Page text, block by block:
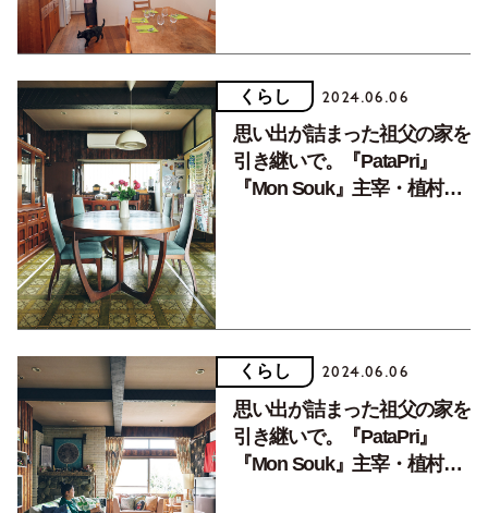
くらし 2024.06.06
思い出が詰まった祖父の家を
引き継いで。『PataPri』
『Mon Souk』主宰・植村雅
くらし 2024.06.06
思い出が詰まった祖父の家を
引き継いで。『PataPri』
『Mon Souk』主宰・植村雅